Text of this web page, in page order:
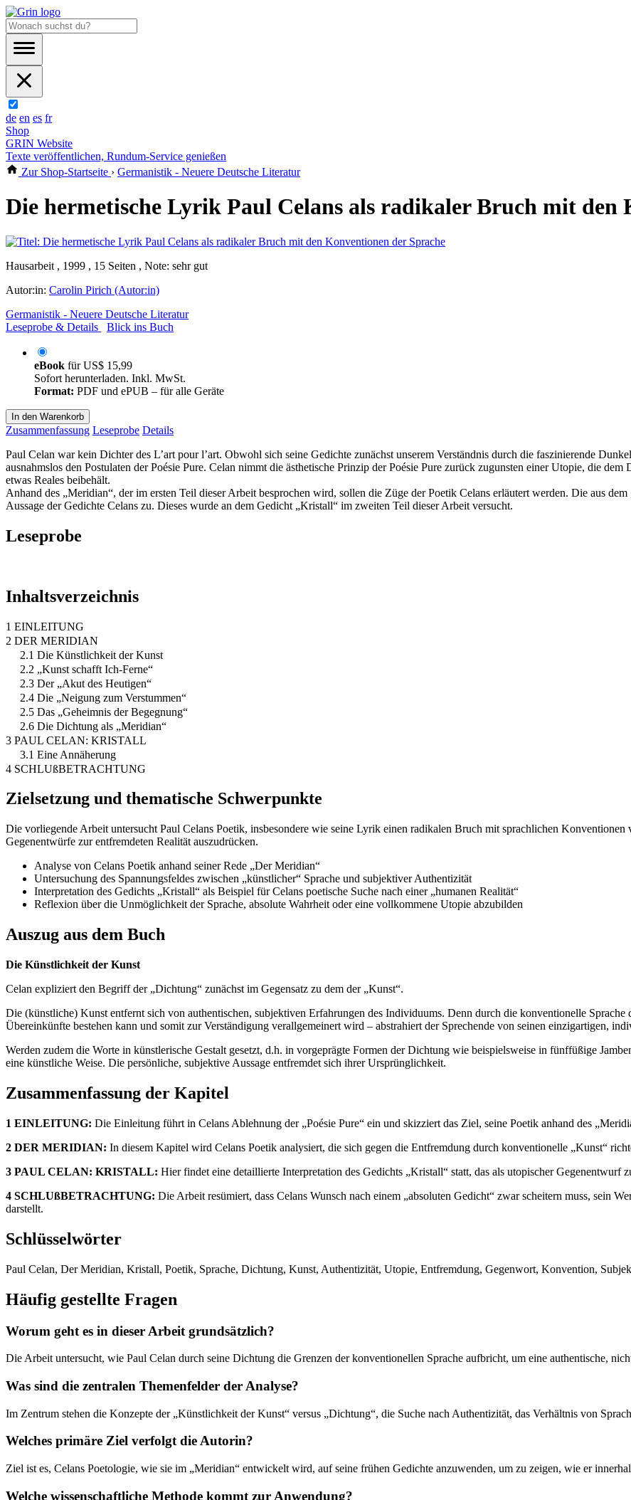
de en es fr
Shop
GRIN Website
Texte veröffentlichen, Rundum-Service genießen
Zur Shop-Startseite › Germanistik - Neuere Deutsche Literatur
Die hermetische Lyrik Paul Celans als radikaler Bruch mit den
Hausarbeit , 1999 , 15 Seiten , Note: sehr gut
Autor:in: Carolin Pirich (Autor:in)
Germanistik - Neuere Deutsche Literatur
Leseprobe & Details
Blick ins Buch
eBook fürUS$ 15,99
Sofort herunterladen. Inkl. MwSt.
Format: PDF und ePUB – für alle Geräte
In den Warenkorb
Zusammenfassung Leseprobe Details
Paul Celan war kein Dichter des L’art pour l’art. Obwohl sich seine Gedichte zunächst unserem Verständnis durch die faszinierende
ausnahmslos den Postulaten der Poésie Pure. Celan nimmt die ästhetische Prinzip der Poésie Pure zurück zugunsten einer Utopie, die
etwas Reales beibehält.
Anhand des „Meridian“, der im ersten Teil dieser Arbeit besprochen wird, sollen die Züge der Poetik Celans erläutert werden. Die aus
Aussage der Gedichte Celans zu. Dieses wurde an dem Gedicht „Kristall“ im zweiten Teil dieser Arbeit versucht.
Leseprobe
Inhaltsverzeichnis
1 EINLEITUNG
2 DER MERIDIAN
2.1 Die Künstlichkeit der Kunst
2.2 „Kunst schafft Ich-Ferne“
2.3 Der „Akut des Heutigen“
2.4 Die „Neigung zum Verstummen“
2.5 Das „Geheimnis der Begegnung“
2.6 Die Dichtung als „Meridian“
3 PAUL CELAN: KRISTALL
3.1 Eine Annäherung
4 SCHLUßBETRACHTUNG
Zielsetzung und thematische Schwerpunkte
Die vorliegende Arbeit untersucht Paul Celans Poetik, insbesondere wie seine Lyrik einen radikalen Bruch mit sprachlichen
Gegenentwürfe zur entfremdeten Realität auszudrücken.
Analyse von Celans Poetik anhand seiner Rede „Der Meridian“
Untersuchung des Spannungsfeldes zwischen „künstlicher“ Sprache und subjektiver Authentizität
Interpretation des Gedichts „Kristall“ als Beispiel für Celans poetische Suche nach einer „humanen Realität“
Reflexion über die Unmöglichkeit der Sprache, absolute Wahrheit oder eine vollkommene Utopie abzubilden
Auszug aus dem Buch
Die Künstlichkeit der Kunst
Celan expliziert den Begriff der „Dichtung“ zunächst im Gegensatz zu dem der „Kunst“.
Die (künstliche) Kunst entfernt sich von authentischen, subjektiven Erfahrungen des Individuums. Denn durch die konventionelle Sprache
Übereinkünfte bestehen kann und somit zur Verständigung verallgemeinert wird – abstrahiert der Sprechende von seinen einzigartigen,
Werden zudem die Worte in künstlerische Gestalt gesetzt, d.h. in vorgeprägte Formen der Dichtung wie beispielsweise in fünffüßige
eine künstliche Weise. Die persönliche, subjektive Aussage entfremdet sich ihrer Ursprünglichkeit.
Zusammenfassung der Kapitel
1 EINLEITUNG: Die Einleitung führt in Celans Ablehnung der „Poésie Pure“ ein und skizziert das Ziel, seine Poetik anhand des
2 DER MERIDIAN: In diesem Kapitel wird Celans Poetik analysiert, die sich gegen die Entfremdung durch konventionelle „Kunst“
3 PAUL CELAN: KRISTALL: Hier findet eine detaillierte Interpretation des Gedichts „Kristall“ statt, das als utopischer Gegenentwurf
4 SCHLUßBETRACHTUNG: Die Arbeit resümiert, dass Celans Wunsch nach einem „absoluten Gedicht“ zwar scheitern muss, sein
darstellt.
Schlüsselwörter
Paul Celan, Der Meridian, Kristall, Poetik, Sprache, Dichtung, Kunst, Authentizität, Utopie, Entfremdung, Gegenwort, Konvention,
Häufig gestellte Fragen
Worum geht es in dieser Arbeit grundsätzlich?
Die Arbeit untersucht, wie Paul Celan durch seine Dichtung die Grenzen der konventionellen Sprache aufbricht, um eine authentische,
Was sind die zentralen Themenfelder der Analyse?
Im Zentrum stehen die Konzepte der „Künstlichkeit der Kunst“ versus „Dichtung“, die Suche nach Authentizität, das Verhältnis von
Welches primäre Ziel verfolgt die Autorin?
Ziel ist es, Celans Poetologie, wie sie im „Meridian“ entwickelt wird, auf seine frühen Gedichte anzuwenden, um zu zeigen, wie er
Welche wissenschaftliche Methode kommt zur Anwendung?